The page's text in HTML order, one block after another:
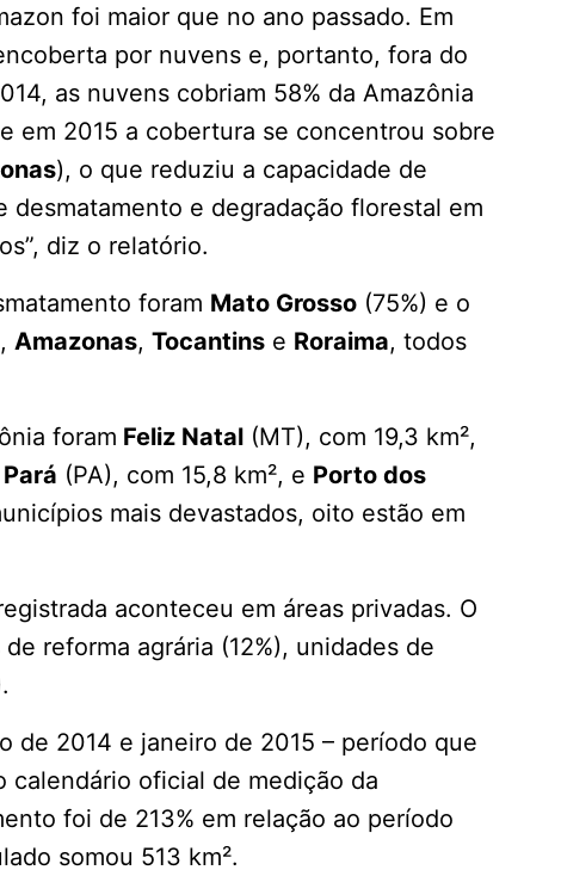
foi maior que no ano passado. Em
por nuvens e, portanto, fora do
as nuvens cobriam 58% da Amazônia
em 2015 a cobertura se concentrou sobre
), o que reduziu a capacidade de
desmatamento e degradação florestal em
diz o relatório.
foram Mato Grosso (75%) e o
Amazonas, Tocantins e Roraima, todos
foram Feliz Natal (MT), com 19,3 km²,
(PA), com 15,8 km², e Porto dos
mais devastados, oito estão em
aconteceu em áreas privadas. O
reforma agrária (12%), unidades de
de 2014 e janeiro de 2015 – período que
calendário oficial de medição da
foi de 213% em relação ao período
somou 513 km².